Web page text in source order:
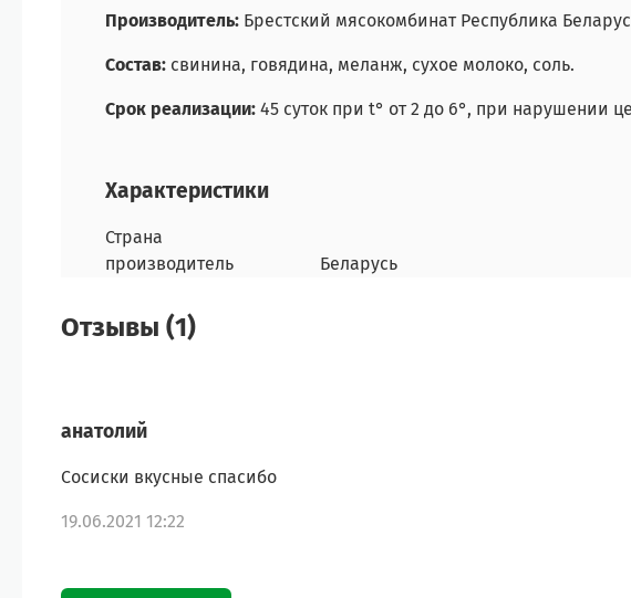
Производитель:Брестский мясокомбинат Республика
Состав:свинина, говядина, меланж, сухое молоко, соль.
Срок реализации:45 суток при t° от 2 до 6°, при нарушении
Характеристики
Страна
производитель
Беларусь
Отзывы (1)
анатолий
Сосиски вкусные спасибо
19.06.2021 12:22